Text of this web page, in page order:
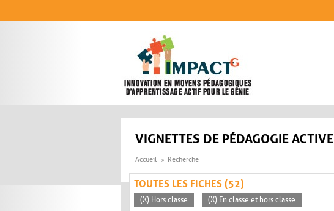
VIGNETTES DE PÉDAGOGIE ACTIVE
Accueil Recherche
TOUTES LES FICHES (52)
(X) Hors classe (X) En classe et hors classe